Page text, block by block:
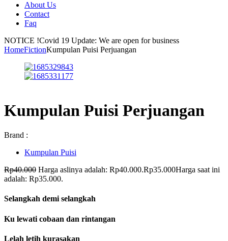
About Us
Contact
Faq
NOTICE !Covid 19 Update: We are open for business
HomeFictionKumpulan Puisi Perjuangan
Kumpulan Puisi Perjuangan
Brand :
Kumpulan Puisi
Rp40.000 Harga aslinya adalah: Rp40.000.Rp35.000Harga saat ini
adalah: Rp35.000.
Selangkah demi selangkah
Ku lewati cobaan dan rintangan
Lelah letih kurasakan